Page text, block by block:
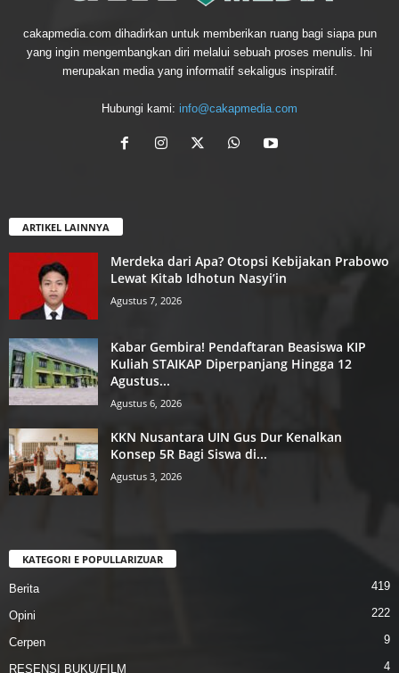
cakapmedia.com dihadirkan untuk memberikan ruang bagi siapa pun
yang ingin mengembangkan diri melalui sebuah proses menulis. Ini
merupakan media yang informatif sekaligus inspiratif.
Hubungi kami: info@cakapmedia.com
ARTIKEL LAINNYA
Merdeka dari Apa? Otopsi Kebijakan Prabowo
Lewat Kitab Idhotun Nasyi’in
Agustus 7, 2026
Kabar Gembira! Pendaftaran Beasiswa KIP
Kuliah STAIKAP Diperpanjang Hingga 12
Agustus...
Agustus 6, 2026
KKN Nusantara UIN Gus Dur Kenalkan
Konsep 5R Bagi Siswa di...
Agustus 3, 2026
KATEGORI E POPULLARIZUAR
Berita 419
Opini 222
Cerpen 9
RESENSI BUKU/FILM 4